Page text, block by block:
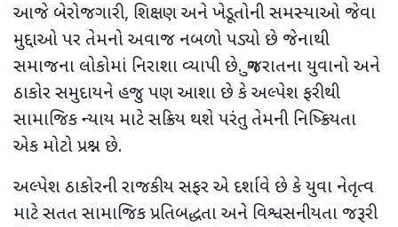
આજે બેરોજગારી, શિક્ષણ અને ખેડૂતોની સમસ્યાઓ જેવા
મુદ્દાઓ પર તેમનો અવાજ નબળો પડ્યો છે જેનાથી
સમાજના લોકોમાં નિરાશા વ્યાપી છે. ગુજરાતના યુવાનો અને
ઠાકોર સમુદાયને હજુ પણ આશા છે કે અલ્પેશ ફરીથી
સામાજિક ન્યાય માટે સક્રિય થશે પરંતુ તેમની નિષ્ક્રિયતા
એક મોટો પ્રશ્ન છે.
અલ્પેશ ઠાકોરની રાજકીય સફર એ દર્શાવે છે કે યુવા નેતૃત્વ
માટે સતત સામાજિક પ્રતિબદ્ધતા અને વિશ્વસનીયતા જરૂરી